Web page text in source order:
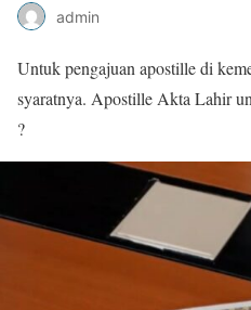
admin
Untuk pengajuan apostille di
syaratnya. Apostille Akta Lahir
?